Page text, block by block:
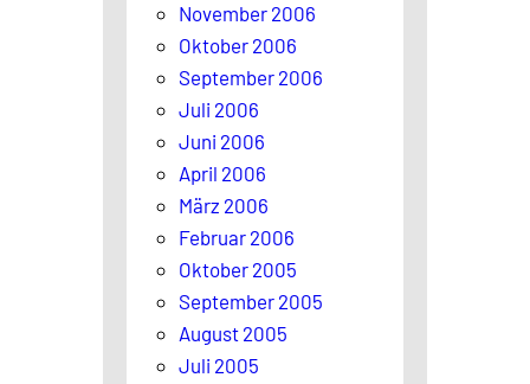
November 2006
Oktober 2006
September 2006
Juli 2006
Juni 2006
April 2006
März 2006
Februar 2006
Oktober 2005
September 2005
August 2005
Juli 2005